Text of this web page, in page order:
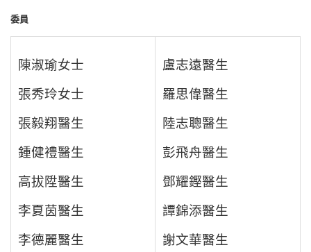
委員
陳淑瑜女士
張秀玲女士
張毅翔醫生
鍾健禮醫生
高拔陞醫生
李夏茵醫生
李德麗醫生
盧志遠醫生
羅思偉醫生
陸志聰醫生
彭飛舟醫生
鄧耀鏗醫生
譚錦添醫生
謝文華醫生